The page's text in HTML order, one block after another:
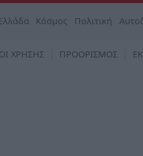
Κόσμος Πολιτική
ΧΡΗΣΗΣ ΠΡΟΟΡΙΣΜΟΣ